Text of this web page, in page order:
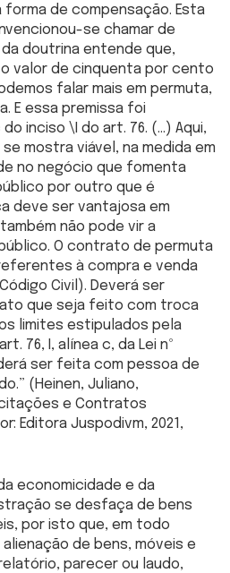
forma de compensação. Esta
se chamar de
da doutrina entende que,
valor de cinquenta por cento
falar mais em permuta,
E essa premissa foi
inciso \I do art. 76. (…) Aqui,
mostra viável, na medida em
no negócio que fomenta
por outro que é
deve ser vantajosa em
não pode vir a
O contrato de permuta
à compra e venda
Civil). Deverá ser
que seja feito com troca
limites estipulados pela
76, I, alínea c, da Lei nº
ser feita com pessoa de
(Heinen, Juliano,
e Contratos
Editora Juspodivm, 2021,
economicidade e da
se desfaça de bens
por isto que, em todo
de bens, móveis e
parecer ou laudo,